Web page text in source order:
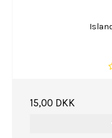
15,00 DKK